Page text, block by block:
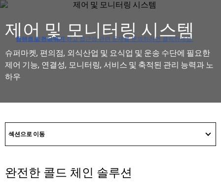
접근성 정책을 확인하고 접근성 관련 문제를 문의하려면 클릭하세요.
탐색으로 건너뛰기
콘텐츠로 건너뛰기
검색으로 건너뛰기
제어 및 모니터링 시스템
슈퍼마켓, 편의점, 외식산업 및 요식업 및 운송 수단에 필요한
제어 기능, 연결성, 모니터링, 서비스 및 축적된 관리 능력과 노
하우
to섹션으로 이동
완전한 콜드 체인 솔루션